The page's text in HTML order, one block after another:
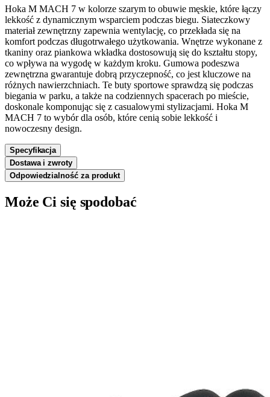
Hoka M MACH 7 w kolorze szarym to obuwie męskie, które łączy
lekkość z dynamicznym wsparciem podczas biegu. Siateczkowy
materiał zewnętrzny zapewnia wentylację, co przekłada się na
komfort podczas długotrwałego użytkowania. Wnętrze wykonane z
tkaniny oraz piankowa wkładka dostosowują się do kształtu stopy,
co wpływa na wygodę w każdym kroku. Gumowa podeszwa
zewnętrzna gwarantuje dobrą przyczepność, co jest kluczowe na
różnych nawierzchniach. Te buty sportowe sprawdzą się podczas
biegania w parku, a także na codziennych spacerach po mieście,
doskonale komponując się z casualowymi stylizacjami. Hoka M
MACH 7 to wybór dla osób, które cenią sobie lekkość i
nowoczesny design.
Specyfikacja
Dostawa i zwroty
Odpowiedzialność za produkt
Może Ci się spodobać